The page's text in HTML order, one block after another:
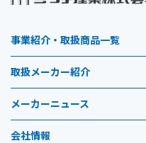
事業紹介・取扱商品一覧
取扱メーカー紹介
メーカーニュース
会社情報